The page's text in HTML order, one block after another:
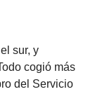
sur, y
cogió más
del Servicio